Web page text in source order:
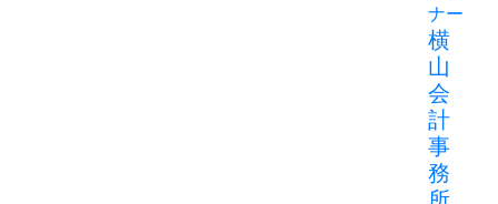
ナー
横
山
会
計
事
務